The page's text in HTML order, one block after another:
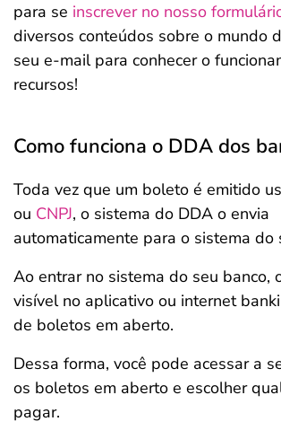
para se inscrever no nosso
diversos conteúdos sobre o mundo
seu e-mail para conhecer o
recursos!
Como funciona o DDA dos
Toda vez que um boleto é emitido
ou CNPJ, o sistema do DDA o envia
automaticamente para o sistema do
Ao entrar no sistema do seu banco,
visível no aplicativo ou internet
de boletos em aberto.
Dessa forma, você pode acessar a
os boletos em aberto e escolher
pagar.